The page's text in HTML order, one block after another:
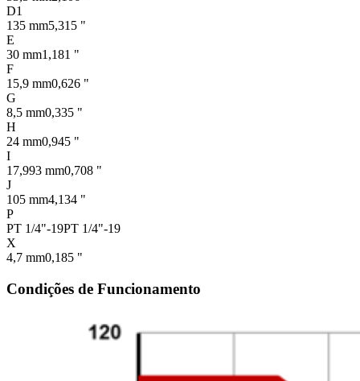
D1
135 mm5,315 "
E
30 mm1,181 "
F
15,9 mm0,626 "
G
8,5 mm0,335 "
H
24 mm0,945 "
I
17,993 mm0,708 "
J
105 mm4,134 "
P
PT 1/4"-19PT 1/4"-19
X
4,7 mm0,185 "
Condições de Funcionamento